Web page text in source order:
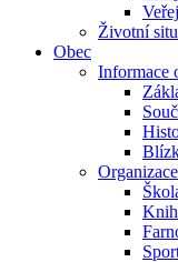
Životní
Obec
Informace